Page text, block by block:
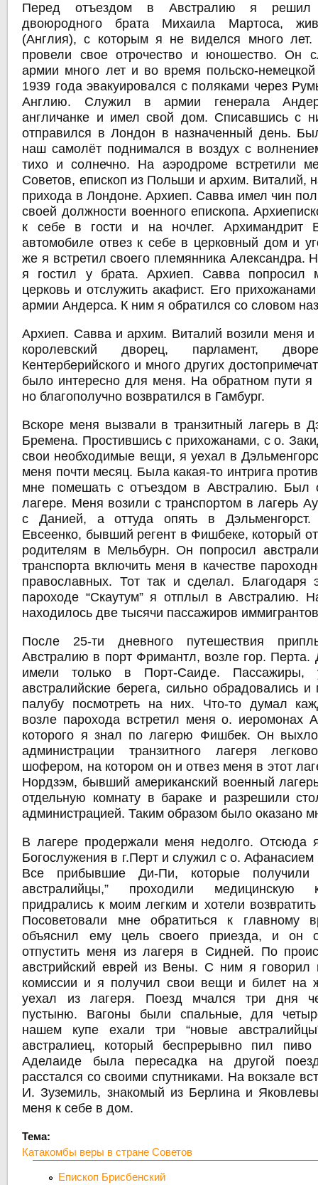
Перед отъездом в Австралию я решил
двоюродного брата Михаила Мартоса,
(Англия), с которым я не виделся много
провели свое отрочество и юношество. Он
армии много лет и во время польско-
1939 года эвакуировался с поляками через
Англию. Служил в армии генерала
англичанке и имел свой дом. Списавшись с
отправился в Лондон в назначенный день.
наш самолёт поднимался в воздух с
тихо и солнечно. На аэродроме встретили
Советов, епископ из Польши и архим. Виталий,
прихода в Лондоне. Архиеп. Савва имел чин
своей должности военного епископа.
к себе в гости и на ночлег. Архимандрит
автомобиле отвез к себе в церковный дом и
же я встретил своего племянника Александра.
я гостил у брата. Архиеп. Савва попросил
церковь и отслужить акафист. Его
армии Андерса. К ним я обратился со словом
Архиеп. Савва и архим. Виталий возили меня и
королевский дворец, парламент,
Кентерберийского и много других
было интересно для меня. На обратном пути я
но благополучно возвратился в Гамбург.
Вскоре меня вызвали в транзитный лагерь в
Бремена. Простившись с прихожанами, с о.
свои необходимые вещи, я уехал в
меня почти месяц. Была какая-то интрига
мне помешать с отъездом в Австралию. Был
лагере. Меня возили с транспортом в лагерь
с Данией, а оттуда опять в
Евсеенко, бывший регент в Фишбеке, который
родителям в Мельбурн. Он попросил
транспорта включить меня в качестве
православных. Тот так и сделал. Благодаря
пароходе “Скаутум” я отплыл в Австралию.
находилось две тысячи пассажиров
После 25-ти дневного путешествия
Австралию в порт Фримантл, возле гор. Перта.
имели только в Порт-Саиде. Пассажиры,
австралийские берега, сильно обрадовались
палубу посмотреть на них. Что-то думал
возле парохода встретил меня о. иеромонах
которого я знал по лагерю Фишбек. Он
администрации транзитного лагеря
шофером, на котором он и отвез меня в этот
Нордзэм, бывший американский военный
отдельную комнату в бараке и разрешили
администрацией. Таким образом было оказано
В лагере продержали меня недолго. Отсюда
Богослужения в г.Перт и служил с о.
Все прибывшие Ди-Пи, которые получили
австралийцы,” проходили медицинскую
придрались к моим легким и хотели
Посоветовали мне обратиться к главному
объяснил ему цель своего приезда, и он
отпустить меня из лагеря в Сидней. По
австрийский еврей из Вены. С ним я говорил
комиссии и я получил свои вещи и билет на
уехал из лагеря. Поезд мчался три дня
пустыню. Вагоны были спальные, для
нашем купе ехали три “новые
австралиец, который беспрерывно пил
Аделаиде была пересадка на другой
расстался со своими спутниками. На вокзале
И. Зуземиль, знакомый из Берлина и
меня к себе в дом.
Тема:
Катакомбы веры в стране Советов
Епископ Брисбенский